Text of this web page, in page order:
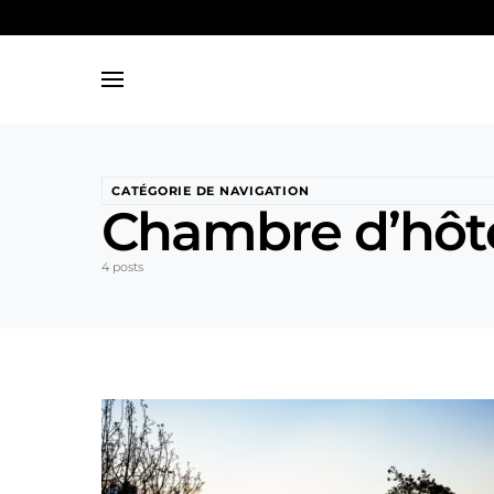
CATÉGORIE DE NAVIGATION
Chambre
4 posts